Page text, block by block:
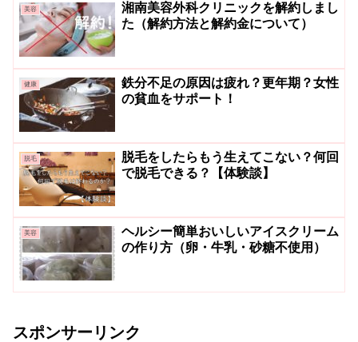
美容
湘南美容外科クリニックを解約しまし
た（解約方法と解約金について）
健康
鉄分不足の原因は疲れ？更年期？女性
の貧血をサポート！
脱毛
脱毛をしたらもう生えてこない？何回
で脱毛できる？【体験談】
美容
ヘルシー簡単おいしいアイスクリーム
の作り方（卵・牛乳・砂糖不使用）
スポンサーリンク